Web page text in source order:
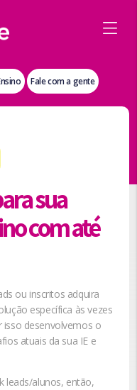
Fale com a gente
sua
com até
ou inscritos adquira
específica às vezes
desenvolvemos o
atuais da sua IE e
leads/alunos, então,